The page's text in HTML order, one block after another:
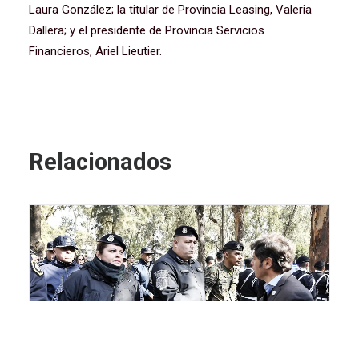
Laura González; la titular de Provincia Leasing, Valeria
Dallera; y el presidente de Provincia Servicios
Financieros, Ariel Lieutier.
Relacionados